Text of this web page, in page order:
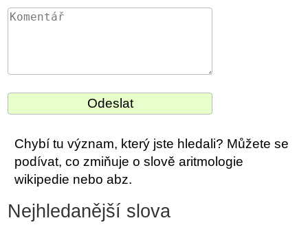
Chybí tu význam, který jste hledali? Můžete se
podívat, co zmiňuje o slově aritmologie
wikipedie nebo abz.
Nejhledanější slova